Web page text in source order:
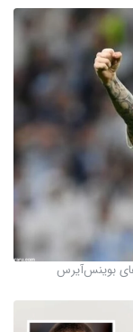
بوینس‌آیرس